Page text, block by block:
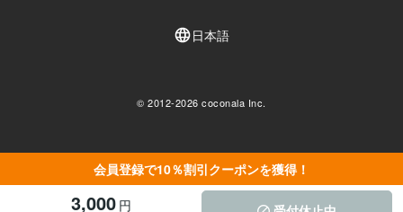
会員登録で10％割引クーポンを獲得！
3,000 円